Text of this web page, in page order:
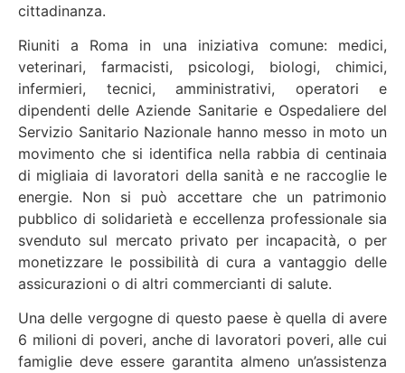
cittadinanza.
Riuniti a Roma in una iniziativa comune: medici,
veterinari, farmacisti, psicologi, biologi, chimici,
infermieri, tecnici, amministrativi, operatori e
dipendenti delle Aziende Sanitarie e Ospedaliere del
Servizio Sanitario Nazionale hanno messo in moto un
movimento che si identifica nella rabbia di centinaia
di migliaia di lavoratori della sanità e ne raccoglie le
energie. Non si può accettare che un patrimonio
pubblico di solidarietà e eccellenza professionale sia
svenduto sul mercato privato per incapacità, o per
monetizzare le possibilità di cura a vantaggio delle
assicurazioni o di altri commercianti di salute.
Una delle vergogne di questo paese è quella di avere
6 milioni di poveri, anche di lavoratori poveri, alle cui
famiglie deve essere garantita almeno un’assistenza